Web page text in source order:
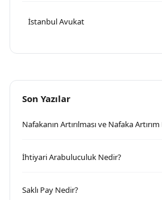
İstanbul Avukat
Son Yazılar
Nafakanın Artırılması ve Nafaka Artırım
İhtiyari Arabuluculuk Nedir?
Saklı Pay Nedir?